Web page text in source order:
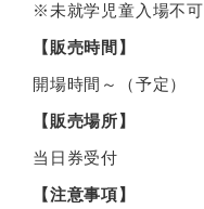
※未就学児童入場不可
【販売時間】
開場時間～（予定）
【販売場所】
当日券受付
【注意事項】